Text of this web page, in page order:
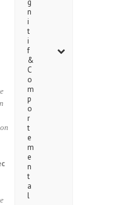
n
i
t
i
f
&
C
o
m
p
o
r
t
e
m
e
n
t
a
l